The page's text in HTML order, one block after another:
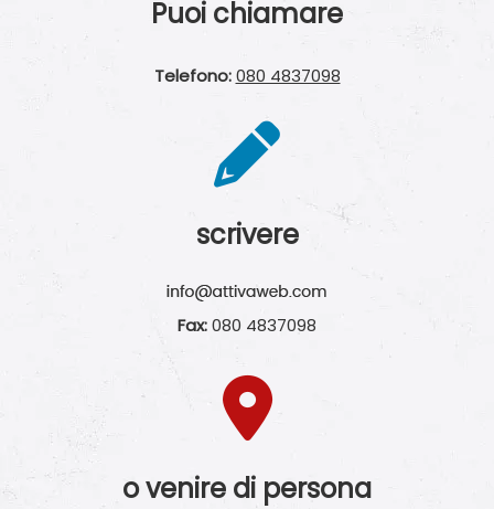
Puoi chiamare
Telefono: 080 4837098
scrivere
Fax:080 4837098
o venire di persona